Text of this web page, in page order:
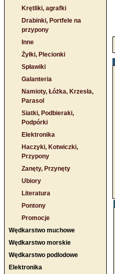
Krętliki, agrafki
Drabinki, Portfele na
przypony
Inne
Żyłki, Plecionki
Spławiki
Galanteria
Namioty, Łóżka, Krzesła,
Parasol
Siatki, Podbieraki,
Podpórki
Elektronika
Haczyki, Kotwiczki,
Przypony
Zanęty, Przynęty
Ubiory
Literatura
Pontony
Promocje
Wędkarstwo muchowe
Wędkarstwo morskie
Wędkarstwo podlodowe
Elektronika